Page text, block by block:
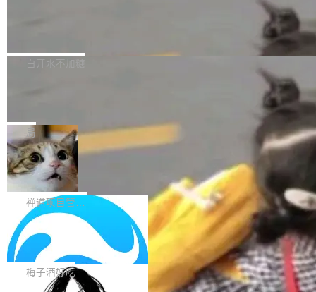
模型 API 调用服务，用户无需繁琐环境配置，一
绝遍历绝对符号链接的容器路径，例如/var/run -
更新说明：https://github.com/moby/...
计语言和 React 组件库。Ant Design 6.5.3 现
ut.OTP 的 mask 为 true 时仍显示原始值的问
题。#58805 修复 Input.TextArea 调整大小手柄
在触摸设备上显示为小圆点的问题。#58812 Ty
pography 优化 Typography 省略提示在大列表
中的渲染性能。#58806 修复 Typography...
白开水不加糖
比它便宜的。 Artificial Analysis 更新了 DeepS
eek V4 Flash 0731 的完整评测。一张 Intellige
nce Index vs Cost per Task 的散点图上，13
个模型排成一列，V4 Flash 贴着底部：$0.03
一次任务。 V4 Flash 的 Intelligence Index 得
分 50，在 101 个模型中排第 3。排在它前面
的：Claude Opus 5（61 分）、Claude Fable
5（60 分）、GPT-5.6 Sol（59 分）、Kimi K3
（57 分）、Grok 4...
局
禅道开源版 22.4 发布，内置 DevOps4.
0 正式版，提供从代码提交到交付的全
生命周期的管理能力
大家好， 禅道开源版22.4发布啦！本次发布我们
带来了DevOps4.0系列的首个正式版本。 DevO
ps4.0内置与禅道DevOps专业版同源的代码管理
核心，依托于全自研的GitFox代码托管引擎，我
们提供了从代码提交到交付的全生命周期的管理
能力。同时，我们 对禅道DevOps现有底层代码
进行了革命性的重构，为后续AI辅助编程、智能
Solon 的 10 种 HTTP 服务器：改一行
依赖，换一个引擎
用 Solon 做线上项目有一阵子了，有个点总让新
接触的人觉得意外：服务器引擎是让你选的。 S
olon 内核约 0.3MB，不内置固定的 HTTP 服务
梅子酒好吃